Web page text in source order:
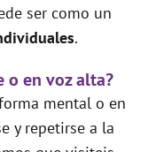
ser como un
.
o en voz alta?
mental o en
y repetirse a la